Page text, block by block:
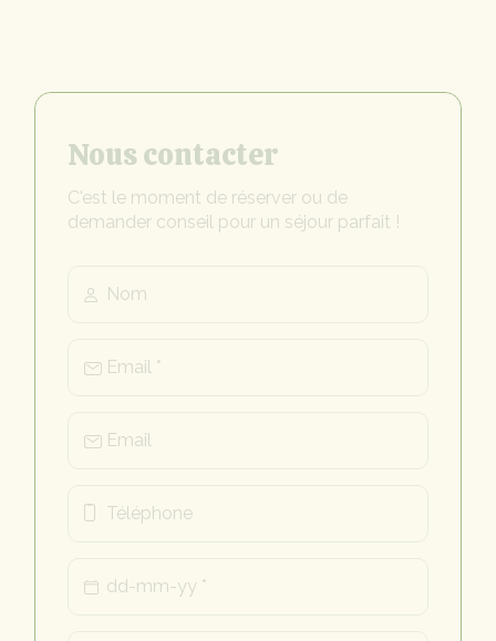
Nous contacter
C'est le moment de réserver ou de
demander conseil pour un séjour parfait !